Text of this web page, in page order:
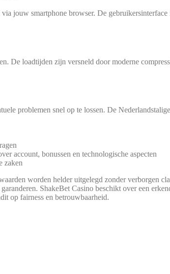
jouw smart­phone brow­ser. De
De load­t­ij­den zijn vers­neld door moder­ne
pro­ble­men snel op te los­sen. De
account, bonus­sen en tech­no­lo­gi­sche aspecten
zaken
wor­den hel­der uit­ge­legd zon­der ver­bor­gen
Shake­Bet Casi­no beschikt over een
op fair­ness en betrouwbaarheid.